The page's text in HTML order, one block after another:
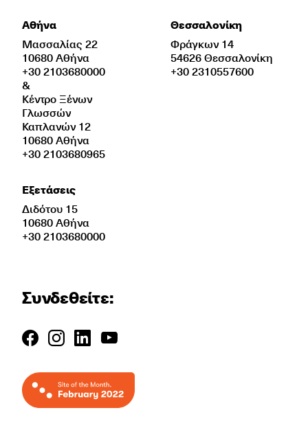
Αθήνα
Μασσαλίας 22
10680 Αθήνα
+30 2103680000
&
Κέντρο Ξένων
Γλωσσών
Καπλανών 12
10680 Αθήνα
+30 2103680965
Εξετάσεις
Διδότου 15
10680 Αθήνα
+30 2103680000
Θεσσαλονίκη
Φράγκων 14
54626 Θεσσαλονίκη
+30 2310557600
Συνδεθείτε: